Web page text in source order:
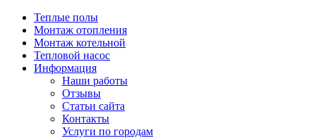
Теплые полы
Монтаж отопления
Монтаж котельной
Тепловой насос
Информация
Наши работы
Отзывы
Статьи сайта
Контакты
Услуги по городам